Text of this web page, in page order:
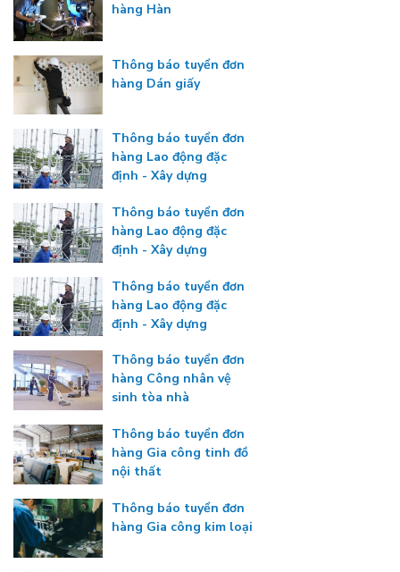
hàng Hàn
Thông báo tuyển đơn
hàng Dán giấy
Thông báo tuyển đơn
hàng Lao động đặc
định - Xây dựng
Thông báo tuyển đơn
hàng Lao động đặc
định - Xây dựng
Thông báo tuyển đơn
hàng Lao động đặc
định - Xây dựng
Thông báo tuyển đơn
hàng Công nhân vệ
sinh tòa nhà
Thông báo tuyển đơn
hàng Gia công tinh đồ
nội thất
Thông báo tuyển đơn
hàng Gia công kim loại